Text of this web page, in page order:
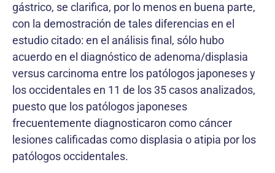
gástrico, se clarifica, por lo menos en buena parte,
con la demostración de tales diferencias en el
estudio citado: en el análisis final, sólo hubo
acuerdo en el diagnóstico de adenoma/displasia
versus carcinoma entre los patólogos japoneses y
los occidentales en 11 de los 35 casos analizados,
puesto que los patólogos japoneses
frecuentemente diagnosticaron como cáncer
lesiones calificadas como displasia o atipia por los
patólogos occidentales.